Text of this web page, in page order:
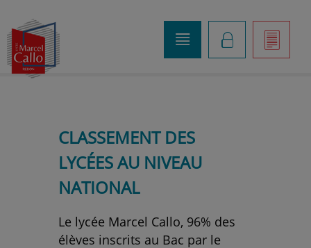
]
K
o
CLASSEMENT DES
LYCÉES AU NIVEAU
NATIONAL
Le lycée Marcel Callo, 96% des
élèves inscrits au Bac par le